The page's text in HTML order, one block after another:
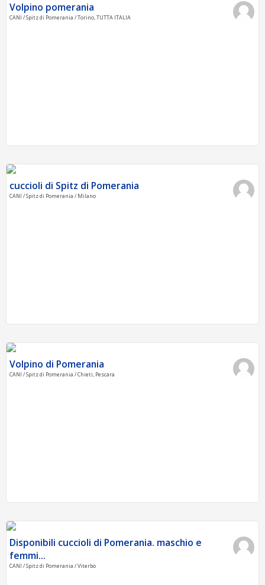
Volpino pomerania
CANI / Spitz di Pomerania / Torino, TUTTA ITALIA
cuccioli di Spitz di Pomerania
CANI / Spitz di Pomerania / Milano
Volpino di Pomerania
CANI / Spitz di Pomerania / Chieti, Pescara
Disponibili cuccioli di Pomerania. maschio e
femmi...
CANI / Spitz di Pomerania / Viterbo